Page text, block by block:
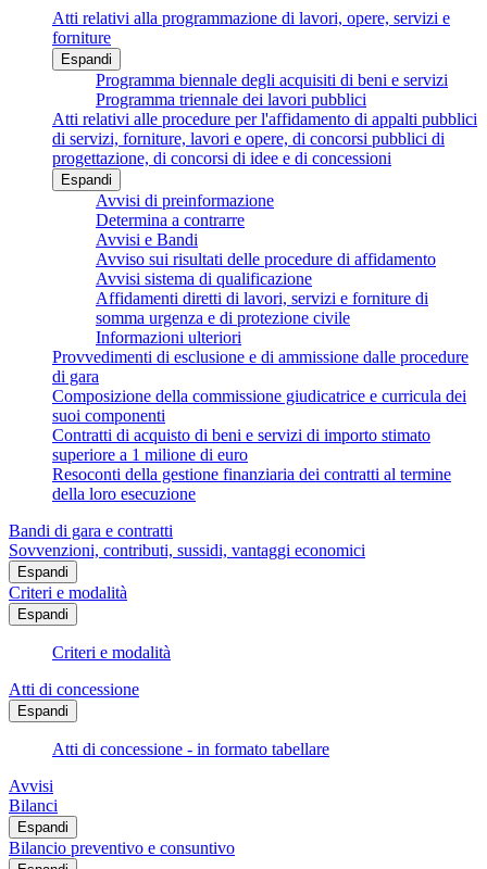
Atti relativi alla programmazione di lavori, opere, servizi e
forniture
Espandi
Programma biennale degli acquisiti di beni e servizi
Programma triennale dei lavori pubblici
Atti relativi alle procedure per l'affidamento di appalti pubblici
di servizi, forniture, lavori e opere, di concorsi pubblici di
progettazione, di concorsi di idee e di concessioni
Espandi
Avvisi di preinformazione
Determina a contrarre
Avvisi e Bandi
Avviso sui risultati delle procedure di affidamento
Avvisi sistema di qualificazione
Affidamenti diretti di lavori, servizi e forniture di
somma urgenza e di protezione civile
Informazioni ulteriori
Provvedimenti di esclusione e di ammissione dalle procedure
di gara
Composizione della commissione giudicatrice e curricula dei
suoi componenti
Contratti di acquisto di beni e servizi di importo stimato
superiore a 1 milione di euro
Resoconti della gestione finanziaria dei contratti al termine
della loro esecuzione
Bandi di gara e contratti
Sovvenzioni, contributi, sussidi, vantaggi economici
Espandi
Criteri e modalità
Espandi
Criteri e modalità
Atti di concessione
Espandi
Atti di concessione - in formato tabellare
Avvisi
Bilanci
Espandi
Bilancio preventivo e consuntivo